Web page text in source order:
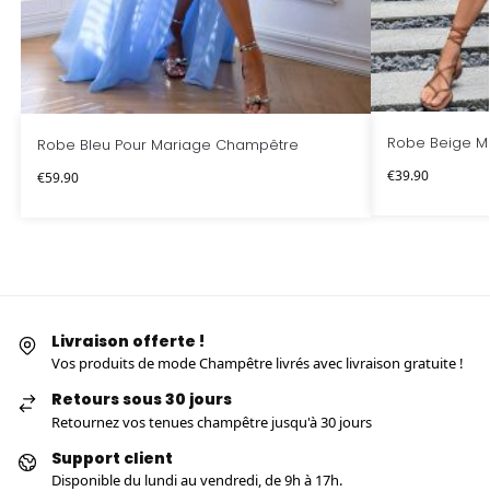
Robe Bleu Pour Mariage Champêtre
€59.90
Robe Beige
€39.90
Livraison offerte !
Vos produits de mode Champêtre livrés avec livraison gratuite !
Retours sous 30 jours
Retournez vos tenues champêtre jusqu'à 30 jours
Support client
Disponible du lundi au vendredi, de 9h à 17h.